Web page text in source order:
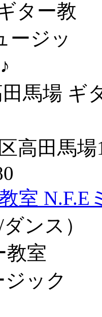
馬場 ギ
高田馬
室
ンス）